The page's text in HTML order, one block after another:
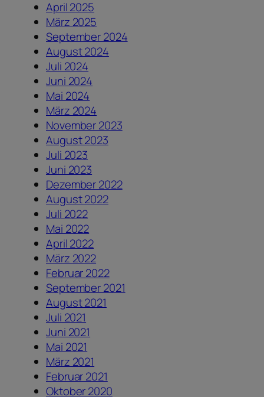
April 2025
März 2025
September 2024
August 2024
Juli 2024
Juni 2024
Mai 2024
März 2024
November 2023
August 2023
Juli 2023
Juni 2023
Dezember 2022
August 2022
Juli 2022
Mai 2022
April 2022
März 2022
Februar 2022
September 2021
August 2021
Juli 2021
Juni 2021
Mai 2021
März 2021
Februar 2021
Oktober 2020